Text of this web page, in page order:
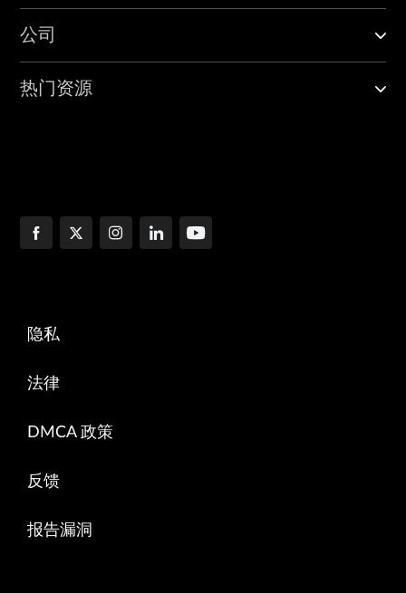
公司
热门资源
隐私
法律
DMCA 政策
反馈
报告漏洞